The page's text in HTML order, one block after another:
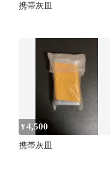
携帯灰皿
¥4,500
携帯灰皿